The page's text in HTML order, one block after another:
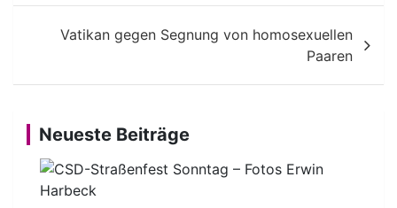
Vatikan gegen Segnung von homosexuellen
Paaren
Neueste Beiträge